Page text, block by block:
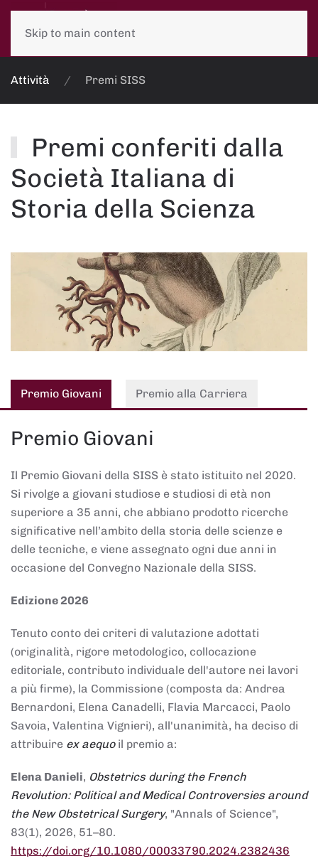
Skip to main content
Attività Premi SISS
Premi conferiti dalla
Società Italiana di
Storia della Scienza
Premio Giovani Premio alla Carriera
Premio Giovani
Il Premio Giovani della SISS è stato istituito nel 2020.
Si rivolge a giovani studiose e studiosi di età non
superiore a 35 anni, che abbiano prodotto ricerche
significative nell’ambito della storia delle scienze e
delle tecniche, e viene assegnato ogni due anni in
occasione del Convegno Nazionale della SISS.
Edizione 2026
Tenuto conto dei criteri di valutazione adottati
(originalità, rigore metodologico, collocazione
editoriale, contributo individuale dell'autore nei lavori
a più firme), la Commissione (composta da: Andrea
Bernardoni, Elena Canadelli, Flavia Marcacci, Paolo
Savoia, Valentina Vignieri), all'unanimità, ha deciso di
attribuire ex aequoil premio a:
Elena Danieli, Obstetrics during the French
Revolution: Political and Medical Controversies around
the New Obstetrical Surgery, "Annals of Science",
83(1), 2026, 51–80.
https://doi.org/10.1080/00033790.2024.2382436